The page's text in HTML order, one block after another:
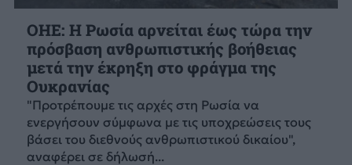
ΟΗΕ: Η Ρωσία αρνείται έως τώρα την
πρόσβαση ανθρωπιστικής βοήθειας
μετά την έκρηξη στο φράγμα της
Ουκρανίας
"Προτρέπουμε τις αρχές στη Ρωσία να
ενεργήσουν σύμφωνα με τις υποχρεώσεις τους
βάσει του διεθνούς ανθρωπιστικού δικαίου",
αναφέρει σε δήλωσή...